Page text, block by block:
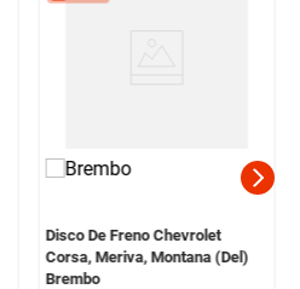
Disco De Freno Chevrolet
Corsa, Meriva, Montana (Del)
Brembo